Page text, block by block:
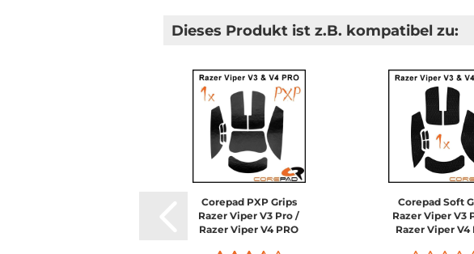
Dieses Produkt ist z.B. kompatibel zu:
Corepad PXP Grips
Razer Viper V3 Pro /
Razer Viper V4 PRO
Corepad Soft
Razer Viper V3
Razer Viper V4